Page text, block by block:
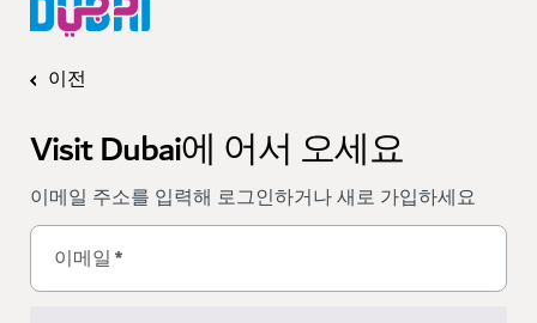
이전
Visit Dubai에 어서 오세요
이메일 주소를 입력해 로그인하거나 새로 가입하세요
이메일*